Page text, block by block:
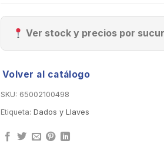
Ver stock y precios por
Volver al catálogo
SKU: 65002100498
Etiqueta: Dados y Llaves